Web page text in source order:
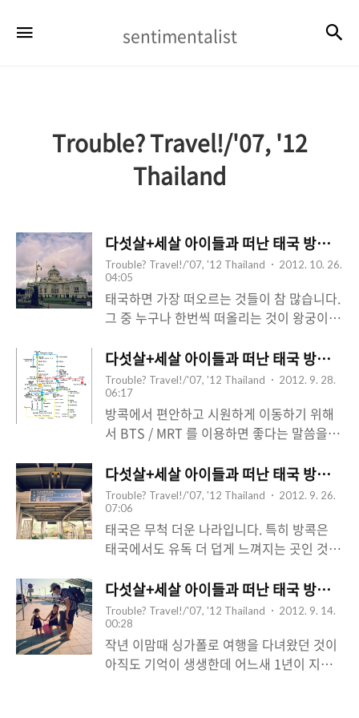
sentimentalist
Trouble? Travel!/'07, '12
Thailand
다섯살+세살 아이들과 떠난 태국 방콕
Trouble? Travel!/'07, '12 Thailand
2012. 10. 26.
04:05
태국하면 가장 떠오르는 것들이 참 많습니다.
그 중 누구나 한번씩 떠올리는 것이 왕궁이
현재도 국왕이 있을 정도로 왕권에 대한 애착
이 많은 나라로서 곳곳에 많은 왕궁, 사찰을
가지고 있어 그것만을 보겠다며 여행을 가시
는 분들이 있을 정도입니다. 하지만 대부분
야외에 위치해 있는 태국 전통 왕궁이라 아이
천해 드리고 싶지는 않은 코스입니다. 그렇지
만 태국까지 가서 왕궁을 보여주지 않는다면
왕, 왕자, 공주 매니아인 큰 딸래미의 기대를
저버리는 것 같아 고민이 되더군요. 그래서
찾아낸 곳이 바로 아난타 싸마콤(Ananta
전은 왕궁 투어의 메카, 두씻(Dusit) 지역에
위치하고 ..
다섯살+세살 아이들과 떠난 태국 방콕 여
Trouble? Travel!/'07, '12 Thailand
2012. 9. 28.
06:17
방콕에서 편안하고 시원하게 이동하기 위해
서 BTS / MRT 를 이용하면 좋다는 말씀을 이
잘만 이용하면 주요 관광지들을 이동할떄도
무척 편리하고 막히는 교통체증 속에서 올라
가는 택시 미터를 한없이 바라보는 슬픈 상황
도 회피할 수 있어 무척 좋습니다. ( 다섯살
+세살 아이들과 떠난 태국 방콕 여행 - BTS,
을 준비하는 분들을 위해서 BTS 와 MRT 노
선도가 함께 나온 노선도를 공유해 드립니다.
태국 관광청 사이트에서도 확인할 수 있는 내
용이니 그쪽에서 노선도를 받으셨다면 그냥
그걸 쓰셔도 무방합니다. BTS 보다 MRT 가
다섯살+세살 아이들과 떠난 태국 방콕 여
Trouble? Travel!/'07, '12 Thailand
2012. 9. 26.
07:06
태국은 무척 더운 나라입니다. 특히 방콕은
태국에서도 유독 더 덥게 느껴지는 곳인 것
방콕에 있는 동안 상대적인 시원함을 느낄 수
있었지만, 일반적으로 볼 때 참 더운 곳임은
분명합니다. 적도 근처에 있는 싱가폴보다 체
감상으로는 더 더운 것 같다는 이야기를 하는
분들도 많을 정도니까요. 뭔가 복잡하고 매케
다섯살+세살 아이들과 떠난 태국 방콕 -
Trouble? Travel!/'07, '12 Thailand
2012. 9. 14.
00:28
작년 이맘때 싱가폴로 여행을 다녀왔던 것이
아직도 기억이 생생한데 어느새 1년이 지나